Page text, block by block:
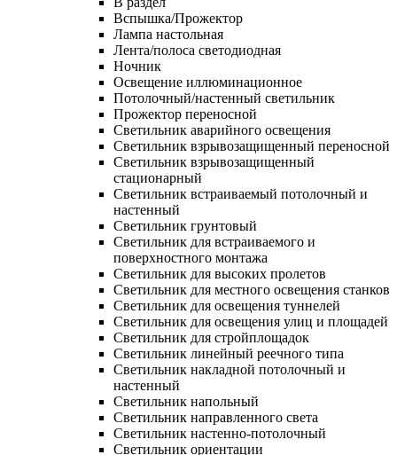
Вспышка/Прожектор
Лампа настольная
Лента/полоса светодиодная
Ночник
Освещение иллюминационное
Потолочный/настенный светильник
Прожектор переносной
Светильник аварийного освещения
Светильник взрывозащищенный переносной
Светильник взрывозащищенный
стационарный
Светильник встраиваемый потолочный и
настенный
Светильник грунтовый
Светильник для встраиваемого и
поверхностного монтажа
Светильник для высоких пролетов
Светильник для местного освещения станков
Светильник для освещения туннелей
Светильник для освещения улиц и площадей
Светильник для стройплощадок
Светильник линейный реечного типа
Светильник накладной потолочный и
настенный
Светильник напольный
Светильник направленного света
Светильник настенно-потолочный
Светильник ориентации